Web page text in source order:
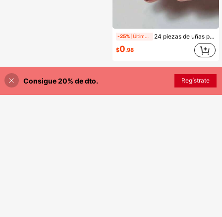
-25% Últimas 5 hrs 24 piezas de uñas postizas cuadradas cortas de cobertura completa en color borgoña, estilo clásico minimalista, adecuadas para fiestas, citas y uso diario, con pegamento de gelatina y lima de uñas
$0.98
¡8% DE DESCUENTO! AÑADIR A LA BOLSA
Consigue 20% de dto. Regístrate